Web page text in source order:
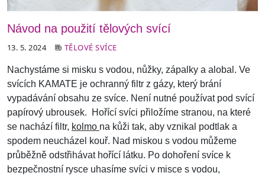
Návod na použití tělových svící
13. 5. 2024 TĚLOVÉ SVÍCE
Nachystáme si misku s vodou, nůžky, zápalky a alobal. Ve
svících KAMATE je ochranný filtr z gázy, který brání
vypadávání obsahu ze svíce. Není nutné používat pod svící
papírový ubrousek. Hořící svíci přiložíme stranou, na které
se nachází filtr, kolmo na kůži tak, aby vznikal podtlak a
spodem neucházel kouř. Nad miskou s vodou můžeme
průběžně odstřihávat hořící látku. Po dohoření svíce k
bezpečnostní rysce uhasíme svíci v misce s vodou,